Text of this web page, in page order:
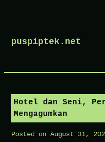
puspiptek.net
Hotel dan Seni,
Mengagumkan
Posted on August 31,